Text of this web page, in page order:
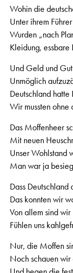
Wohin die
Unter ihrem
Wurden „nach
Kleidung, essbare
Und Geld und
Unmöglich
Deutschland hatte
Wir mussten ohne
Das Moffenheer
Mit neuen
Unser Wohlstand
Man war ja
Dass Deutschland
Das konnten wir
Von allem sind wir
Fühlen uns
Nur, die Moffen
Noch schauen